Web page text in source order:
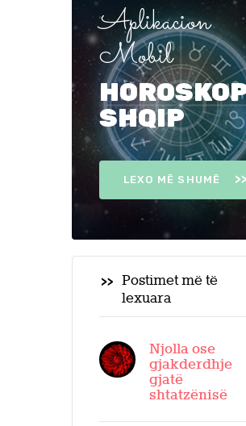
Aplikacion
Mobil
SHQIP
LEXO MË SHUMË
Postimet më të
lexuara
Njolla ose
gjakderdhje
gjatë
shtatzënisë